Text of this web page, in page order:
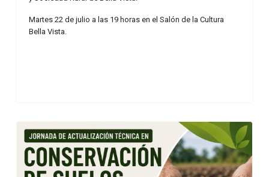
Martes 22 de julio a las 19 horas en el Salón de la Cultura
Bella Vista.